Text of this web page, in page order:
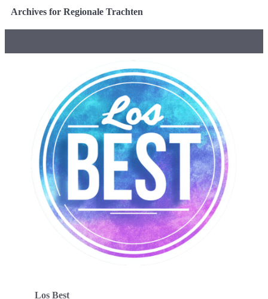
Archives for Regionale Trachten
Los Best